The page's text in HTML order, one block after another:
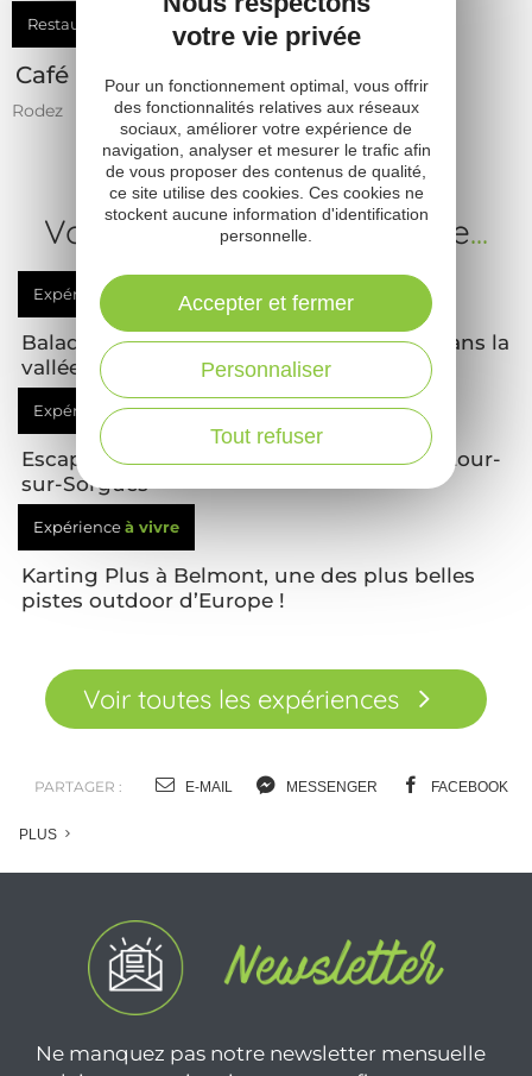
Restaurant
Café BRAS
Rodez
Votre prochaine expérience...
Expérience
Balade de Réquista à Lincou, plongeon dans la
vallée du Tarn
Expérienceà vivre
Escape game nocturne au Château de Latour-
sur-Sorgues
Expérienceà vivre
Karting Plus à Belmont, une des plus belles
pistes outdoor d’Europe !
Voir toutes les expériences
PARTAGER : E-MAIL MESSENGER FACEBOOK
PLUS
Ne manquez pas notre newsletter mensuelle
votre vie privée
Pour un fonctionnement optimal, vous offrir
des fonctionnalités relatives aux réseaux
sociaux, améliorer votre expérience de
navigation, analyser et mesurer le trafic afin
de vous proposer des contenus de qualité,
ce site utilise des cookies. Ces cookies ne
stockent aucune information d'identification
personnelle.
Tout refuser
Personnaliser
Accepter et fermer